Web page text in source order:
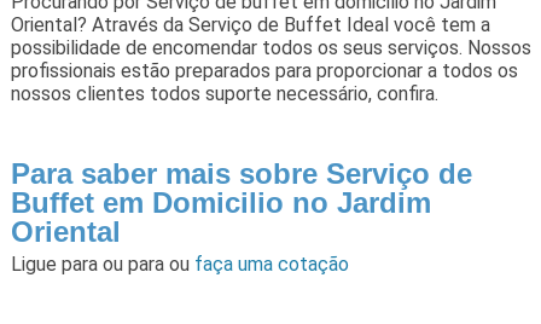
Oriental? Através da Serviço de Buffet Ideal você tem a
possibilidade de encomendar todos os seus serviços. Nossos
profissionais estão preparados para proporcionar a todos os
nossos clientes todos suporte necessário, confira.
Para saber mais sobre Serviço de
Buffet em Domicilio no Jardim
Oriental
Ligue para ou para ou faça uma cotação